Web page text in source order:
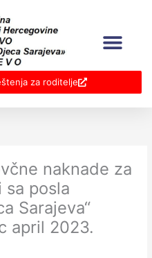
za roditelje
naknade za
sa posla
Sarajeva“
april 2023.